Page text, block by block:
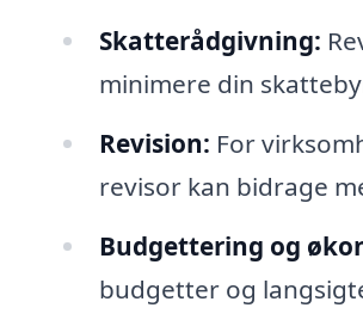
Skatterådgivning:
minimere din
Revision: For
revisor kan bidrage
Budgettering og
budgetter og